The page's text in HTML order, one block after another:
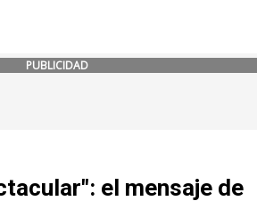
PUBLICIDAD
el mensaje de